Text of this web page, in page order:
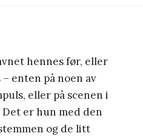
hennes før, eller
enten på noen av
eller på scenen i
er hun med den
og de litt